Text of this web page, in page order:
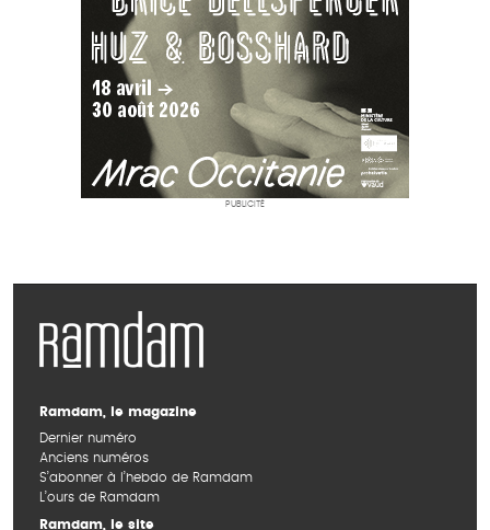
PUBLICITÉ
Ramdam, le magazine
Dernier numéro
Anciens numéros
S’abonner à l’hebdo de Ramdam
L’ours de Ramdam
Ramdam, le site